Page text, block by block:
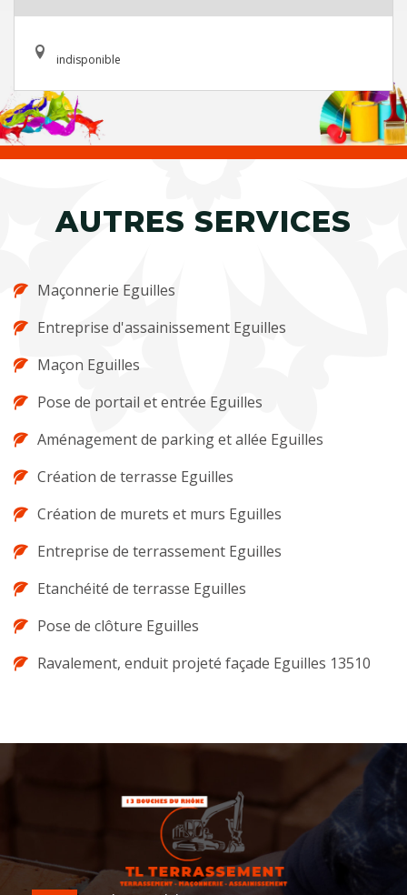
indisponible
AUTRES SERVICES
Maçonnerie Eguilles
Entreprise d'assainissement Eguilles
Maçon Eguilles
Pose de portail et entrée Eguilles
Aménagement de parking et allée Eguilles
Création de terrasse Eguilles
Création de murets et murs Eguilles
Entreprise de terrassement Eguilles
Etanchéité de terrasse Eguilles
Pose de clôture Eguilles
Ravalement, enduit projeté façade Eguilles 13510